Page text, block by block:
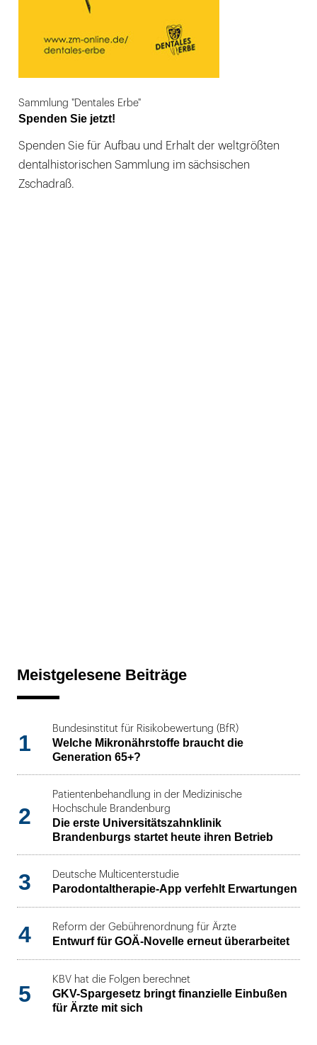
Sammlung "Dentales Erbe"
Spenden Sie jetzt!
Spenden Sie für Aufbau und Erhalt der weltgrößten
dentalhistorischen Sammlung im sächsischen
Zschadraß.
Meistgelesene Beiträge
1
Bundesinstitut für Risikobewertung (BfR)
Welche Mikronährstoffe braucht die
Generation 65+?
2
Patientenbehandlung in der Medizinische
Hochschule Brandenburg
Die erste Universitätszahnklinik
Brandenburgs startet heute ihren Betrieb
3 Deutsche Multicenterstudie
Parodontaltherapie-App verfehlt Erwartungen
4 Reform der Gebührenordnung für Ärzte
Entwurf für GOÄ-Novelle erneut überarbeitet
5
KBV hat die Folgen berechnet
GKV-Spargesetz bringt finanzielle Einbußen
für Ärzte mit sich